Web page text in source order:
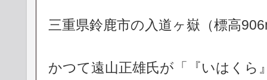
三重県鈴鹿市の入道ヶ嶽（標高
かつて遠山正雄氏が「『いはくら